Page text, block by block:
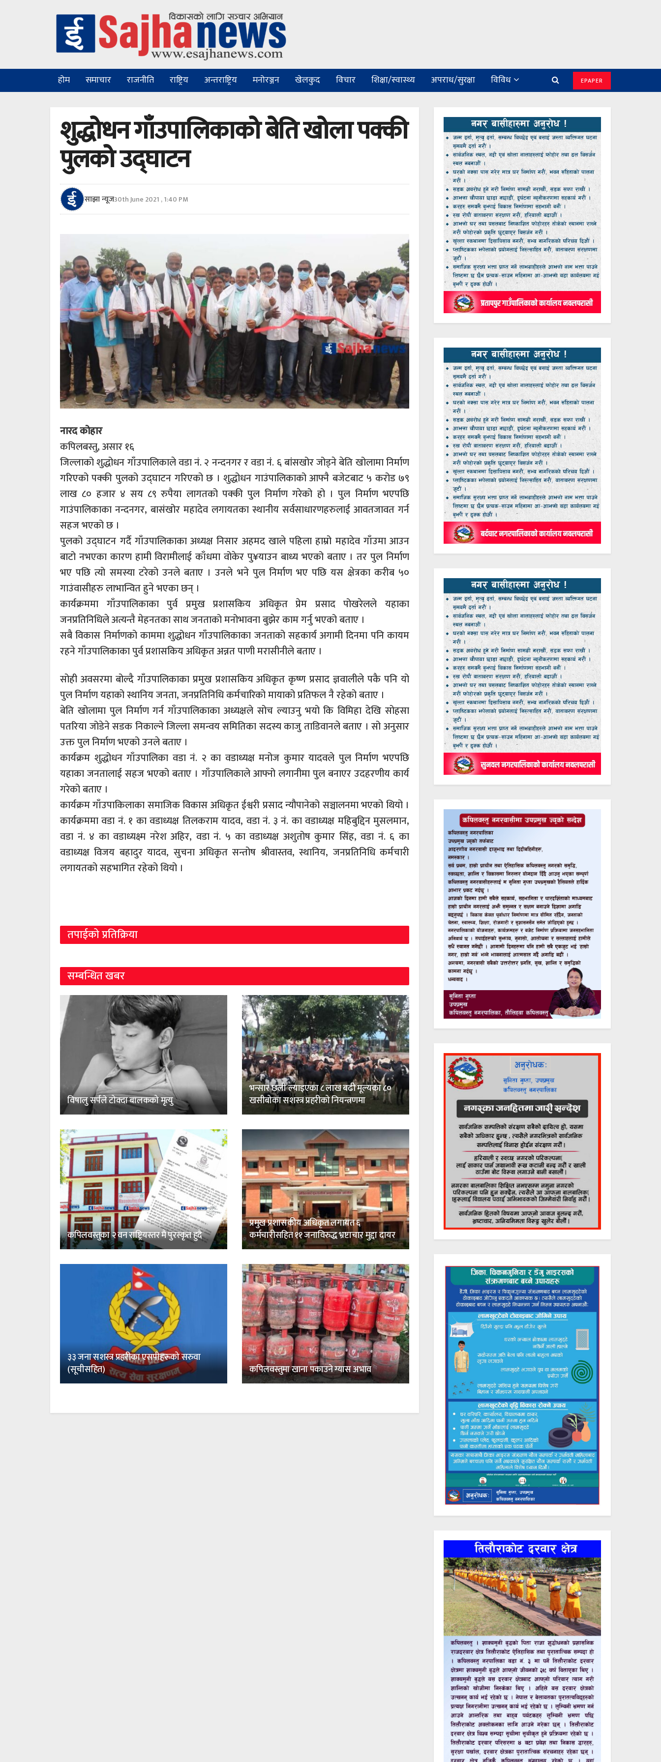
होम समाचार राजनीति राष्ट्रिय अन्तराष्ट्रिय मनोरञ्जन खेलकुद विचार शिक्षा/स्वास्थ्य अपराध/सुरक्षा विविध EPAPER
शुद्धोधन गाँउपालिकाको बेति खोला पक्की
पुलको उद्घाटन
साझा न्यूज30th June 2021 , 1:40 PM
नारद कोहार
कपिलबस्तु, असार १६
जिल्लाको शुद्धोधन गाँउपालिकाले वडा नं. २ नन्दनगर र वडा नंं. ६ बांसखोर जोड्ने बेति खोलामा निर्माण
गरिएको पक्की पुलको उद्घाटन गरिएको छ । शुद्धोधन गाउंपालिकाको आफ्नै बजेटबाट ५ करोड ७९
लाख ८० हजार ४ सय ८९ रुपैया लागतको पक्की पुल निर्माण गरेको हो । पुल निर्माण भएपछि
गाउंपालिकाका नन्दनगर, बासंखोर महादेव लगायतका स्थानीय सर्वसाधारणहरुलाई आवतजावत गर्न
सहज भएको छ ।
पुलको उद्घाटन गर्दै गाँउपालिकाका अध्यक्ष निसार अहमद खाले पहिला हाम्रो महादेव गाँउमा आउन
बाटो नभएका कारण हामी विरामीलाई काँधमा वोकेर पु¥याउन बाध्य भएको बताए । तर पुल निर्माण
भए पछि त्यो समस्या टरेको उनले बताए । उनले भने पुल निर्माण भए पछि यस क्षेत्रका करीब ५०
गाउंवासीहरु लाभान्वित हुने भएका छन् ।
कार्यक्रममा गाँउपालिकाका पुर्व प्रमुख प्रशासकिय अधिकृत प्रेम प्रसाद पोखरेलले यहाका
जनप्रतिनिधिले अत्यन्तै मेहनतका साथ जनताको मनोभावना बुझेर काम गर्नु भएको बताए ।
सबै विकास निर्माणको काममा शुद्धोधन गाँउपालिकाका जनताको सहकार्य अगामी दिनमा पनि कायम
रहने गाँउपालिकाका पुर्व प्रशासकिय अधिकृत अन्नत पाणी मरासीनीले बताए ।
सोही अवसरमा बोल्दै गाँउपालिकाका प्रमुख प्रशासकिय अधिकृत कृष्ण प्रसाद ज्ञवालीले पकै पनि यो
पुल निर्माण यहाको स्थानिय जनता, जनप्रतिनिधि कर्मचारिको मायाको प्रतिफल नै रहेको बताए ।
बेति खोलामा पुल निर्माण गर्न गाँउपालिकाका अध्यक्षले सोच ल्याउनु भयो कि विमिहा देखि सोहसा
पतरिया जोडेने सडक निकाल्ने जिल्ला समन्वय समितिका सदस्य काजु ताडिवानले बताए । सो अनुसार
उक्त पुल निर्माण भएको उनले बताए ।
कार्यक्रम शुद्धोधन गाँउपालिका वडा नं. २ का वडाध्यक्ष मनोज कुमार यादवले पुल निर्माण भएपछि
यहाका जनतालाई सहज भएको बताए । गाँउपालिकाले आफ्नो लगानीमा पुल बनाएर उदहरणीय कार्य
गरेको बताए ।
कार्यक्रम गाँउपाकिलाका समाजिक विकास अधिकृत ईश्वरी प्रसाद न्यौपानेको सञ्चालनमा भएको थियो ।
कार्यक्रममा वडा नं. १ का वडाध्यक्ष तिलकराम यादव, वडा नं. ३ नं. का वडाध्यक्ष महिबुद्दिन मुसलमान,
वडा नं. ४ का वडाध्यक्ष्म नरेश अहिर, वडा नं. ५ का वडाध्यक्ष अशुतोष कुमार सिंह, वडा नं. ६ का
वडाध्यक्ष विजय बहादुर यादव, सुचना अधिकृत सन्तोष श्रीवास्तव, स्थानिय, जनप्रतिनिधि कर्मचारी
लगायतको सहभागित रहेको थियो ।
तपाईको प्रतिक्रिया
सम्बन्धित खबर
विषालु सर्पले टोक्दा बालकको मृत्यु
भन्सार छली ल्याइएका ८ लाख बढी मूल्यका ८०
खसीबोका सशस्त्र प्रहरीको नियन्त्रणमा
कपिलवस्तुका २ वन राष्ट्रियस्तर मै पुरस्कृत हुदै
प्रमुख प्रशासकीय अधिकृत लगायत ६
कर्मचारीसहित ११ जनाविरुद्ध भ्रष्टाचार मुद्दा दायर
३३ जना सशस्त्र प्रहरीका एसपीहरूको सरुवा
(सूचीसहित)
कपिलवस्तुमा खाना पकाउने ग्यास अभाव